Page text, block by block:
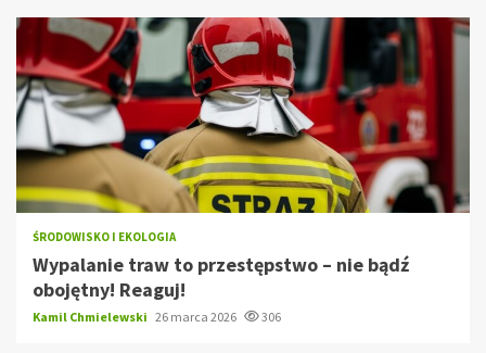
ŚRODOWISKO I EKOLOGIA
Wypalanie traw to przestępstwo – nie bądź
obojętny! Reaguj!
Kamil Chmielewski 26 marca 2026 306